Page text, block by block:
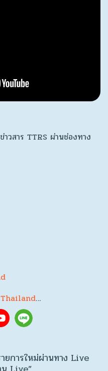
วสาร TTRS ผ่านช่องทาง
…
รใหม่ผ่านทาง Live